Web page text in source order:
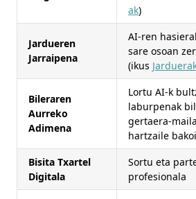
ak)
Jardueren
Jarraipena
AI-ren
sare osoan
(ikus
Bileraren
Aurreko
Adimena
Lortu AI-k
laburpenak
gertaera-
hartzaile
Bisita Txartel
Digitala
Sortu eta
profesionala